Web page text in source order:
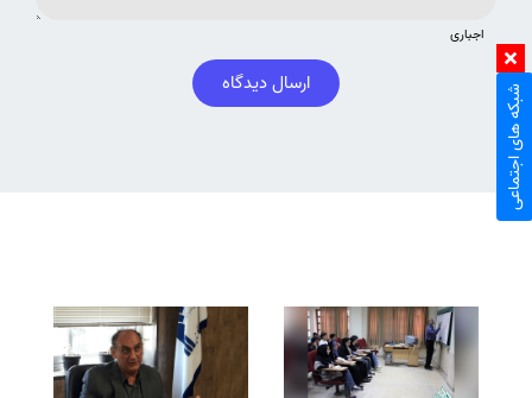
اجباری
ارسال دیدگاه شبکه های اجتماعی